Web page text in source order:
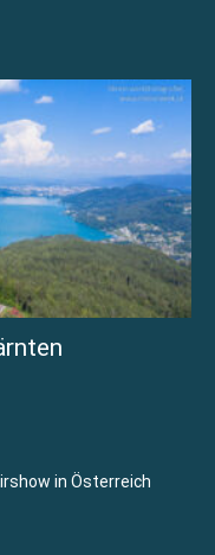
in Österreich